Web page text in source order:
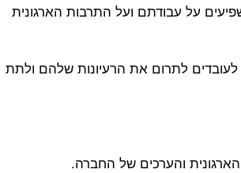
על עבודתם ועל התרבות הארגונית
לתרום את הרעיונות שלהם ולתת
והערכים של החברה.